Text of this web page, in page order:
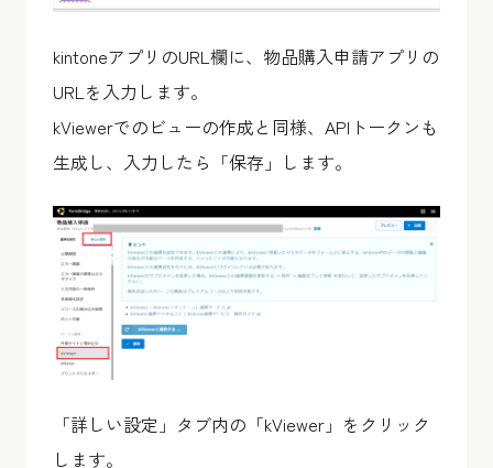
kintoneアプリのURL欄に、物品購入申請アプリの
URLを入力します。
kViewerでのビューの作成と同様、APIトークンも
生成し、入力したら「保存」します。
「詳しい設定」タブ内の「kViewer」をクリック
します。